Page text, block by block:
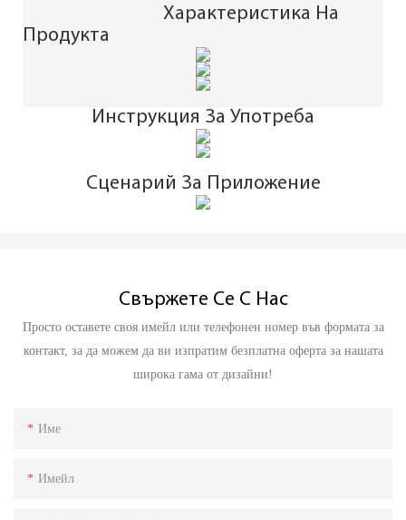
Характеристика На
Продукта
Инструкция За Употреба
Сценарий За Приложение
Свържете Се С Нас
Просто оставете своя имейл или телефонен номер във формата за
контакт, за да можем да ви изпратим безплатна оферта за нашата
широка гама от дизайни!
Име
Имейл